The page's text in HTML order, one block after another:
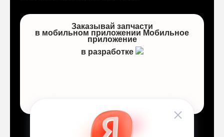
Заказывай запчасти
в мобильном приложении Мобильное
приложение
в разработке
Договор оферты